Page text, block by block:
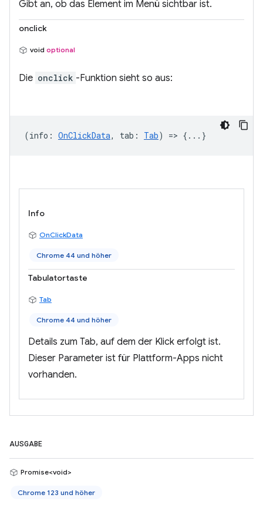
Gibt an, ob das Element im Menü sichtbar ist.
onclick
void optional
Die onclick -Funktion sieht so aus:
(info : OnClickData, tab : Tab) => {...}
Info
OnClickData
Chrome 44 und höher
Tabulatortaste
Tab
Chrome 44 und höher
Details zum Tab, auf dem der Klick erfolgt ist.
Dieser Parameter ist für Plattform-Apps nicht
vorhanden.
AUSGABE
Promise<void>
Chrome 123 und höher